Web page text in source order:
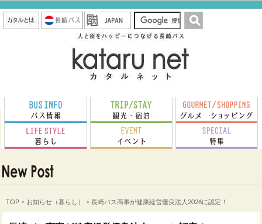
TOP > お知らせ（暮らし） > 長崎バス商事が健康経営優良法人2026に認定！